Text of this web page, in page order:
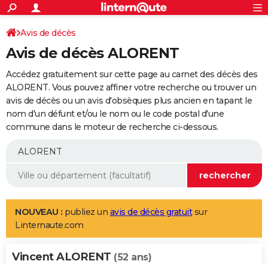
ACTUALITÉS
Politique
Société
Faits Divers
Education
Monde
Villes
+
SPORT
Coupe du monde 2026
Football
Tennis
Cyclisme
Rugby
Forum
Programme TV
TNT
Streaming
Cinéma
Sorties cinéma
Musique
+
FINANCE
Retraite
Epargne
Immobilier
Risques naturels par ville
Banque
Assurance
AUTO
Essais
Réserver un essai
Citadines
Berlines
SUV
Forum auto
+
Mobiles
Meilleur smartphone
Internet
Ordinateurs
Jeux vidéo
Guide high-tech
Aménagement intérieur
LIFESTYLE
Art de vivre
Bien-être
Loisirs
Mode
Modes de vie
Alimentation
Guide de la santé
Maladies
Médicaments
Sommeil
VOYAGE
Avis de décès
Avis de décès ALORENT
Accédez gratuitement sur cette page au carnet des décès des
ALORENT. Vous pouvez affiner votre recherche ou trouver un
avis de décès ou un avis d'obsèques plus ancien en tapant le
nom d'un défunt et/ou le nom ou le code postal d'une
commune dans le moteur de recherche ci-dessous.
NOUVEAU : publiez un avis de décès gratuitsur
Linternaute.com
Vincent ALORENT (52 ans)